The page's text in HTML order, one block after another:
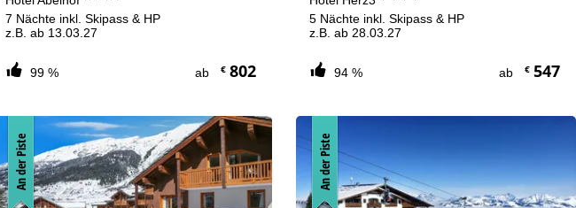
7 Nächte inkl. Skipass & HP
z.B. ab 13.03.27
99 % ab €802
5 Nächte inkl. Skipass & HP
z.B. ab 28.03.27
94 % ab €547
An der Piste An der Piste